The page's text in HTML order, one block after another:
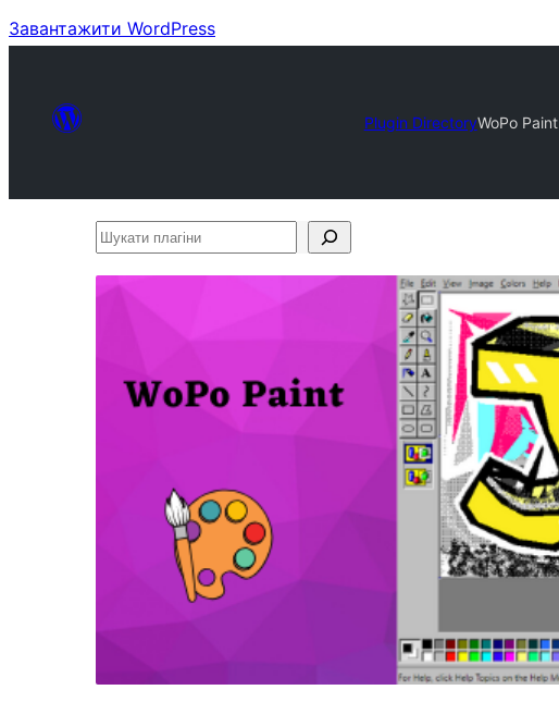
Завантажити WordPress
Plugin DirectoryWoPo Paint
Шукати